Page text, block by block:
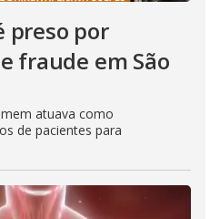
preso por
fraude em São
atuava como
de pacientes para